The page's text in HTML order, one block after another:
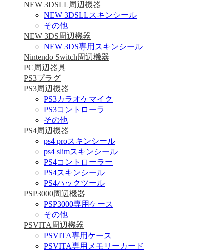
NEW 3DSLL周辺機器
NEW 3DSLLスキンシール
その他
NEW 3DS周辺機器
NEW 3DS専用スキンシール
Nintendo Switch周辺機器
PC周辺器具
PS3プラグ
PS3周辺機器
PS3カラオケマイク
PS3コントローラ
その他
PS4周辺機器
ps4 proスキンシール
ps4 slimスキンシール
PS4コントローラー
PS4スキンシール
PS4ハックツール
PSP3000周辺機器
PSP3000専用ケース
その他
PSVITA周辺機器
PSVITA専用ケース
PSVITA専用メモリーカード